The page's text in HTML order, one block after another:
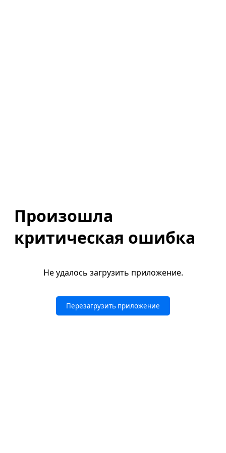
Произошла
критическая ошибка
Не удалось загрузить приложение.
Перезагрузить приложение